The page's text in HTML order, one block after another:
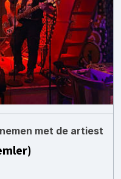
met de artiest